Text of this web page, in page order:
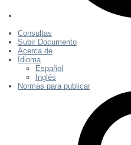
Consultas
Subir Documento
Acerca de
Idioma
Español
Inglés
Normas para publicar